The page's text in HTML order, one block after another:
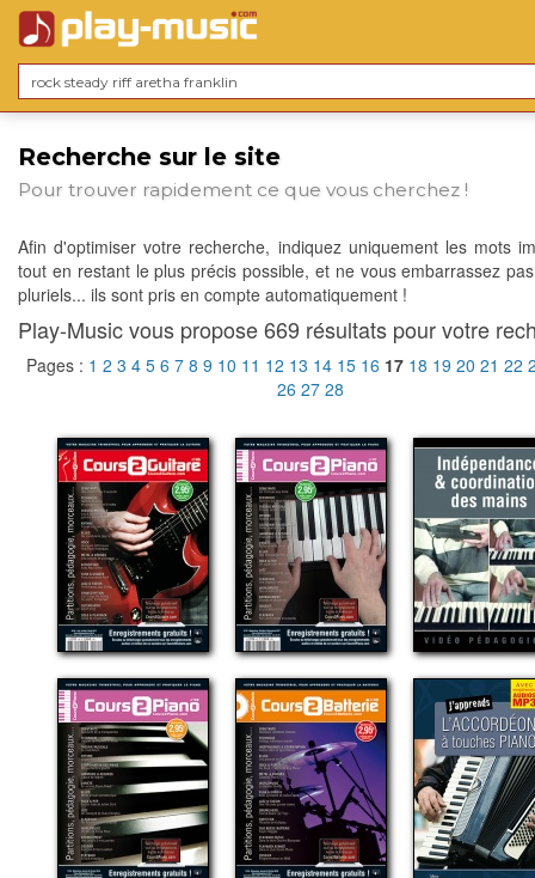
Recherche sur le site
Pour trouver rapidement ce que vous cherchez !
Afin d'optimiser votre recherche, indiquez uniquement les mots
tout en restant le plus précis possible, et ne vous embarrassez
pluriels... ils sont pris en compte automatiquement !
Play-Music vous propose 669 résultats pour votre
Pages : 1 2 3 4 5 6 7 8 9 10 11 12 13 14 15 16 17 18 19 20 21 22
26 27 28